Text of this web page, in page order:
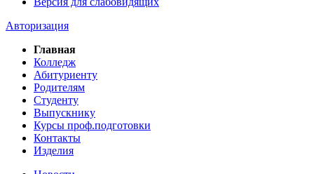
Авторизация
Главная
Колледж
Абитуриенту
Родителям
Студенту
Выпускнику
Курсы проф.подготовки
Контакты
Изделия